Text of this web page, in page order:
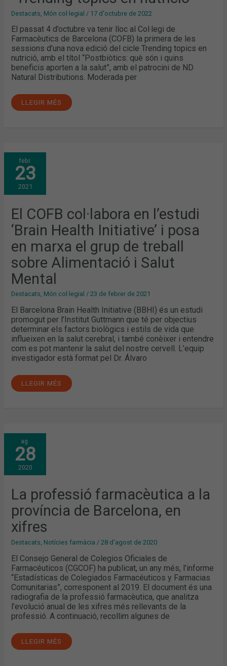
Destacats Món col·legial / 17 d'octubre de 2022
El passat 4 d’octubre va tenir lloc al Col·legi de
Farmacèutics de Barcelona (COFB) la primera de les
sessions d’una nova edició del cicle Trending topics en
nutrició, amb el títol “Postbiòtics: què són i quins
beneficis aporten a la salut”, amb el patrocini de ND
Natural Distributions. Moderada per
LLEGIR MÉS
febr.
23
2021
El COFB col·labora en l’estudi
‘Brain Health Initiative’ i posa
en marxa el grup de treball
sobre Alimentació i Salut
Mental
Destacats, Món col·legial /23 de febrer de 2021
El Barcelona Brain Health Initiative (BBHI) és un estudi
promogut per l’Institut Guttmann que té per objectius
determinar els factors biològics i estils de vida que
influeixen en la salut cerebral, i també conèixer i entendre
com es pot mantenir la salut del nostre cervell. L’equip
investigador està format pel Dr. Álvaro
EL
COFB
COL·LABORA
EN
L’ESTUDI
‘BRAIN
HEALTH
I
POSA
EN
MARXA
EL
DE
TREBALL
SOBRE
ALIMENTACIÓ
I
SALUT
MENTAL
LLEGIR MÉS
ag.
28
2020
La professió farmacèutica a la
província de Barcelona, en
xifres
Destacats, Notícies farmàcia /28 d'agost de 2020
El Consejo General de Colegios Oficiales de
Farmacéuticos (CGCOF) ha publicat, un any més, l’informe
“Estadísticas de Colegiados Farmacéuticos y Farmacias
Comunitarias”, corresponent al 2019. El document és una
radiografia de la professió farmacèutica, que analitza
l’evolució anual de les xifres més rellevants de la
professió. A continuació, recollim algunes de
LA
PROFESSIÓ
FARMACÈUTICA
A
LA
PROVÍNCIA
DE
XIFRES
LLEGIR MÉS